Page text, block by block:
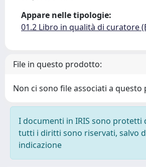
Appare nelle tipologie:
01.2 Libro in qualità di curatore
File in questo prodotto:
Non ci sono file associati a
I documenti in IRIS sono protetti
tutti i diritti sono riservati, salvo
indicazione